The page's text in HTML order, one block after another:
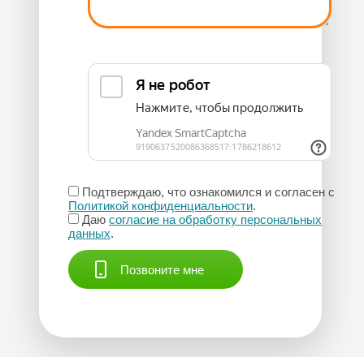
Подтверждаю, что ознакомился и согласен с
Политикой конфиденциальности.
Даю согласие на обработку персональных
данных.
Позвоните мне